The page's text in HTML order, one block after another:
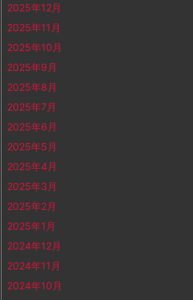
2025年12月
2025年11月
2025年10月
2025年9月
2025年8月
2025年7月
2025年6月
2025年5月
2025年4月
2025年3月
2025年2月
2025年1月
2024年12月
2024年11月
2024年10月